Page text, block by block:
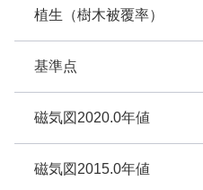
植生（樹木被覆率）
基準点
磁気図2020.0年値
磁気図2015.0年値